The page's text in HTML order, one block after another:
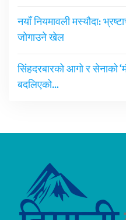
नयाँ नियमावली मस्यौदा:
जोगाउने खेल
सिंहदरबारको आगो र सेनाको
बदलिएको…